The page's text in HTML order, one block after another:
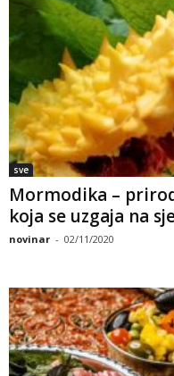
sve
Mormodika –
koja se uzgaja na
novinar - 02/11/2020